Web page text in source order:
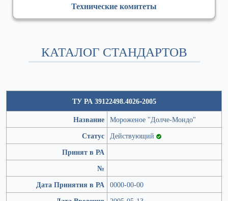
Технические комитеты
КАТАЛОГ СТАНДАРТОВ
ТУ РА 39122498.4026-2005
Название Мороженое "Долче-Мондо"
Статус Действующий
Принят в РА
№
Дата Принятия в РА 0000-00-00